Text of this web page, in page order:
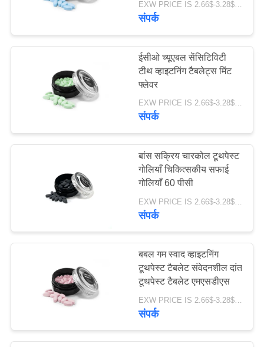
दांत सफेद करने वाला
पाउडर
17
च्यूएबल टूथपेस्ट टैबलेट
दांत सफेद करने की
42
EXW PRICE IS 2.66$-3.28$/BOTTLE MOQ:60 पीसी * 100 बॉक्स
संपर्क
ईसीओ च्यूएबल सेंसिटिविटी
टीथ व्हाइटनिंग टैबलेट्स मिंट
फ्लेवर
EXW PRICE IS 2.66$-3.28$/BOTTLE MOQ:60 पीसी * 100 बॉक्स
संपर्क
बांस सक्रिय चारकोल टूथपेस्ट
गोलियाँ चिकित्सकीय सफाई
गोलियाँ 60 पीसी
संपर्क
बबल गम स्वाद व्हाइटनिंग
टूथपेस्ट टैबलेट संवेदनशील दांत
टूथपेस्ट टैबलेट एमएसडीएस
EXW PRICE IS 2.66$-3.28$/BOTTLE MOQ:60 पीसी * 100 बॉक्स
संपर्क